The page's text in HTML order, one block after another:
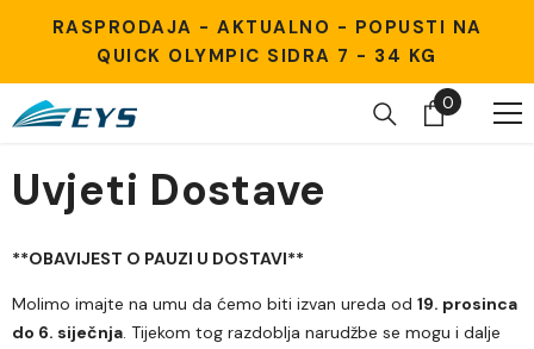
Preskoči na sadržaj
RASPRODAJA - AKTUALNO - POPUSTI NA
QUICK OLYMPIC SIDRA 7 - 34 KG
00
stavke
Uvjeti Dostave
**OBAVIJEST O PAUZI U DOSTAVI**
Molimo imajte na umu da ćemo biti izvan ureda od 19. prosinca
do 6. siječnja. Tijekom tog razdoblja narudžbe se mogu i dalje